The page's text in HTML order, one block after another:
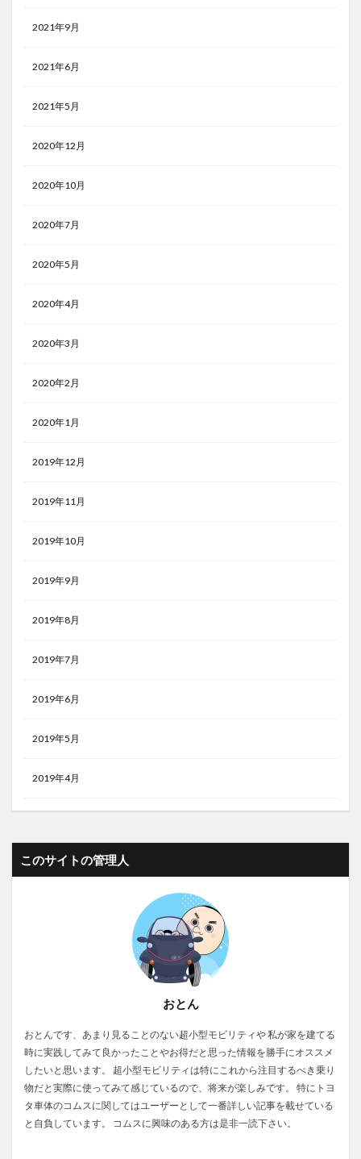
2021年9月
2021年6月
2021年5月
2020年12月
2020年10月
2020年7月
2020年5月
2020年4月
2020年3月
2020年2月
2020年1月
2019年12月
2019年11月
2019年10月
2019年9月
2019年8月
2019年7月
2019年6月
2019年5月
2019年4月
このサイトの管理人
おとん
おとんです、あまり見ることのない超小型モビリティや 私が家を建てる
時に実践してみて良かったことやお得だと思った情報を勝手にオススメ
したいと思います。 超小型モビリティは特にこれから注目するべき乗り
物だと実際に使ってみて感じているので、将来が楽しみです。 特にトヨ
タ車体のコムスに関してはユーザーとして一番詳しい記事を載せている
と自負しています。 コムスに興味のある方は是非一読下さい。